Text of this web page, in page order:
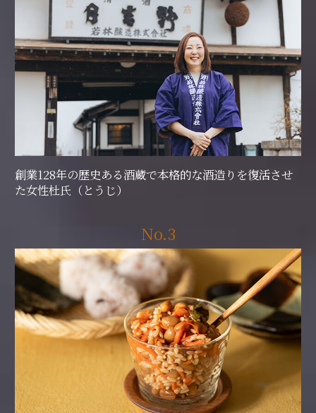
創業128年の歴史ある酒蔵で本格的な酒造りを復活させ
た女性杜氏（とうじ）
No.3